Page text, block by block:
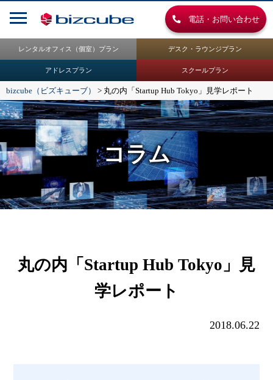
電話・お問い合わせ
レンタルオフィス（個室）プラン デスク・ラウンジプラン
アドレスプラン スクールプラン
bizcube（ビズキューブ） > 丸の内「Startup Hub Tokyo」見学レポート
コラム
丸の内「Startup Hub Tokyo」見
学レポート
2018.06.22